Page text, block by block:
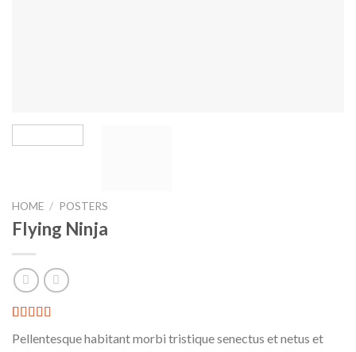
HOME / POSTERS
Flying Ninja
4.17out
Pellentesque habitant morbi tristique senectus et netus et